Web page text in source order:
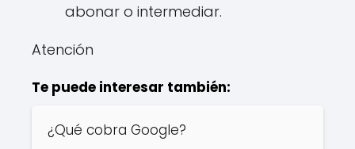
abonar o intermediar.
Atención
Te puede interesar también:
¿Qué cobra Google?